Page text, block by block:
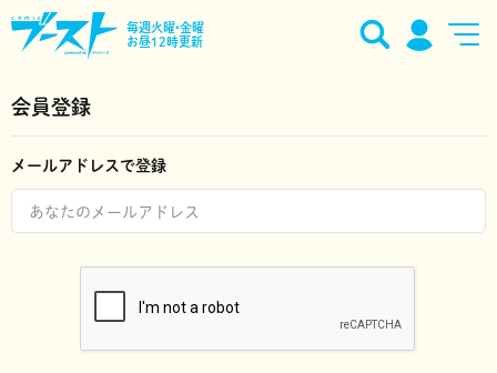
毎週火曜•金曜
お昼12時更新
会員登録
メールアドレスで登録